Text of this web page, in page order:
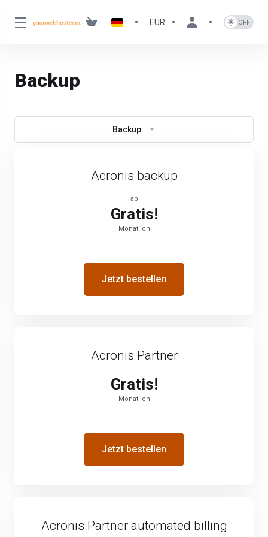
EUR
Backup
Backup
Acronis backup
ab
Gratis!
Monatlich
Jetzt bestellen
Acronis Partner
Gratis!
Monatlich
Jetzt bestellen
Acronis Partner automated billing